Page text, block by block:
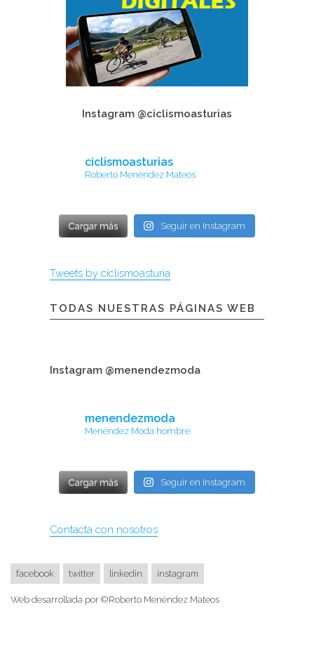
Instagram @ciclismoasturias
ciclismoasturias
Roberto Menéndez Mateos
Cargar más Seguir en Instagram
Tweets by ciclismoasturia
TODAS NUESTRAS PÁGINAS WEB
Instagram @menendezmoda
menendezmoda
Menéndez Moda hombre
Cargar más Seguir en Instagram
Contacta con nosotros
facebook twitter linkedin instagram
Web desarrollada por ©Roberto Menéndez Mateos